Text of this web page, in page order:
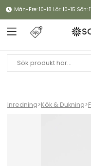
Mån-Fre: 10-18 Lör: 10-15 Sön:
Inredning>Kök & Dukning>